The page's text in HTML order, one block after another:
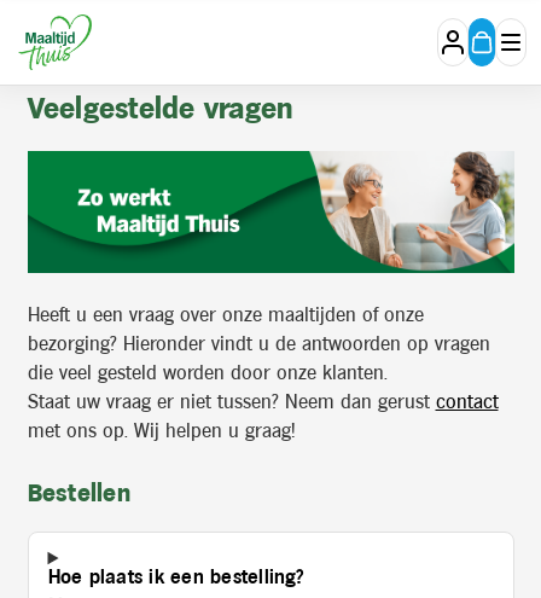
Veelgestelde
Veelgestelde vragen
Heeft u een vraag over onze maaltijden of onze
bezorging? Hieronder vindt u de antwoorden op vragen
die veel gesteld worden door onze klanten.
Staat uw vraag er niet tussen? Neem dan gerust contact
met ons op. Wij helpen u graag!
Bestellen
Hoe plaats ik een bestelling?